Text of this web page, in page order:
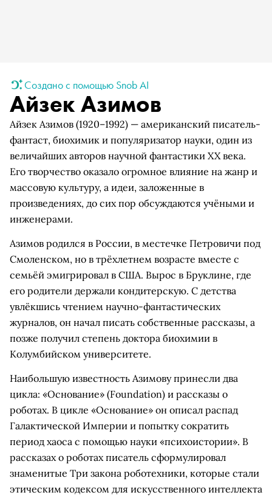
Создано с помощью Snob AI
Айзек Азимов
Айзек Азимов (1920–1992) — американский писатель-
фантаст, биохимик и популяризатор науки, один из
величайших авторов научной фантастики XX века.
Его творчество оказало огромное влияние на жанр и
массовую культуру, а идеи, заложенные в
произведениях, до сих пор обсуждаются учёными и
инженерами.
Азимов родился в России, в местечке Петровичи под
Смоленском, но в трёхлетнем возрасте вместе с
семьёй эмигрировал в США. Вырос в Бруклине, где
его родители держали кондитерскую. С детства
увлёкшись чтением научно-фантастических
журналов, он начал писать собственные рассказы, а
позже получил степень доктора биохимии в
Колумбийском университете.
Наибольшую известность Азимову принесли два
цикла: «Основание» (Foundation) и рассказы о
роботах. В цикле «Основание» он описал распад
Галактической Империи и попытку сократить
период хаоса с помощью науки «психоистории». В
рассказах о роботах писатель сформулировал
знаменитые Три закона роботехники, которые стали
этическим кодексом для искусственного интеллекта